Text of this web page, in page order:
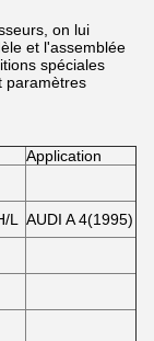
on lui
et l'assemblée
spéciales
paramètres
Application
L AUDI A 4(1995)